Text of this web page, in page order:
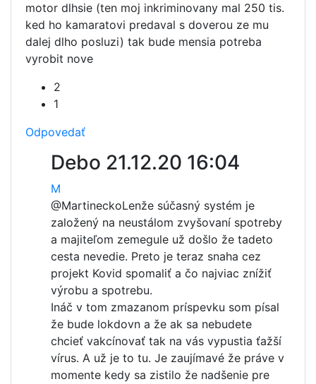
motor dlhsie (ten moj inkriminovany mal 250 tis.
ked ho kamaratovi predaval s doverou ze mu
dalej dlho posluzi) tak bude mensia potreba
vyrobit nove
2
1
Odpovedať
Debo 21.12.20 16:04
M
@MartineckoLenže súčasný systém je
založený na neustálom zvyšovaní spotreby
a majiteľom zemegule už došlo že tadeto
cesta nevedie. Preto je teraz snaha cez
projekt Kovid spomaliť a čo najviac znížiť
výrobu a spotrebu.
Ináč v tom zmazanom príspevku som písal
že bude lokdovn a že ak sa nebudete
chcieť vakcínovať tak na vás vypustia ťažší
vírus. A už je to tu. Je zaujímavé že práve v
momente kedy sa zistilo že nadšenie pre